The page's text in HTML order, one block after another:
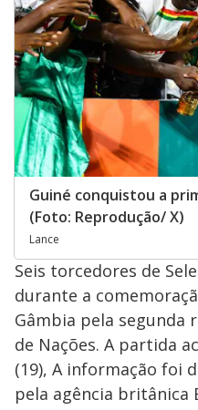
Guiné conquistou a
(Foto: Reprodução/ X)
Lance
Seis torcedores de
durante a
Gâmbia pela segunda
de Nações. A partida
(19), A informação foi
pela agência britânica